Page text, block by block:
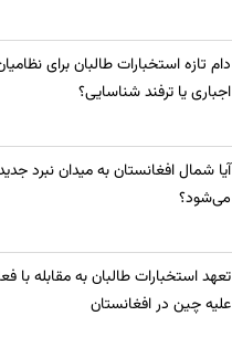
​دام تازه استخبارات طالبان برای
اجباری یا ترفند شناسایی؟
​آیا شمال افغانستان به میدان نبرد
می‌شود؟
تعهد استخبارات طالبان به مقابله
علیه چین در افغانستان